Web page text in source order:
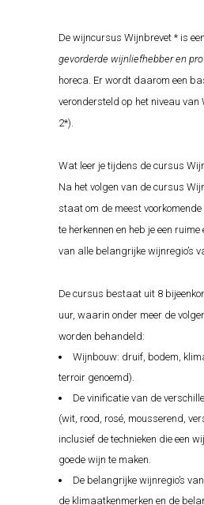
De wijncursus Wijnbrevet * is
gevorderde wijnliefhebber en
horeca. Er wordt daarom een
verondersteld op het niveau van
2*).
Wat leer je tijdens de cursus
Na het volgen van de cursus
staat om de meest
te herkennen en heb je een
van alle belangrijke wijnregio’s
De cursus bestaat uit 8
uur, waarin onder meer de
worden behandeld:
Wijnbouw: druif, bodem,
terroir genoemd).
De vinificatie van de
(wit, rood, rosé, mousserend,
inclusief de technieken die een
goede wijn te maken.
De belangrijke wijnregio’s
de klimaatkenmerken en de